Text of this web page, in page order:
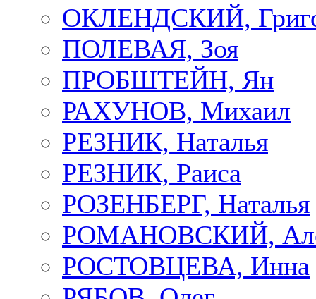
ОКЛЕНДСКИЙ,
ПОЛЕВАЯ, Зоя
ПРОБШТЕЙН, Ян
РАХУНОВ, Михаил
РЕЗНИК, Наталья
РЕЗНИК, Раиса
РОЗЕНБЕРГ, Наталья
РОМАНОВСКИЙ,
РОСТОВЦЕВА, Инна